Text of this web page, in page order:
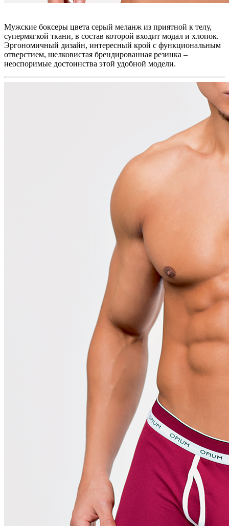
Мужские боксеры цвета серый меланж из приятной к телу,
супермягкой ткани, в состав которой входит модал и хлопок.
Эргономичный дизайн, интересный крой с функциональным
отверстием, шелковистая брендированная резинка –
неоспоримые достоинства этой удобной модели.